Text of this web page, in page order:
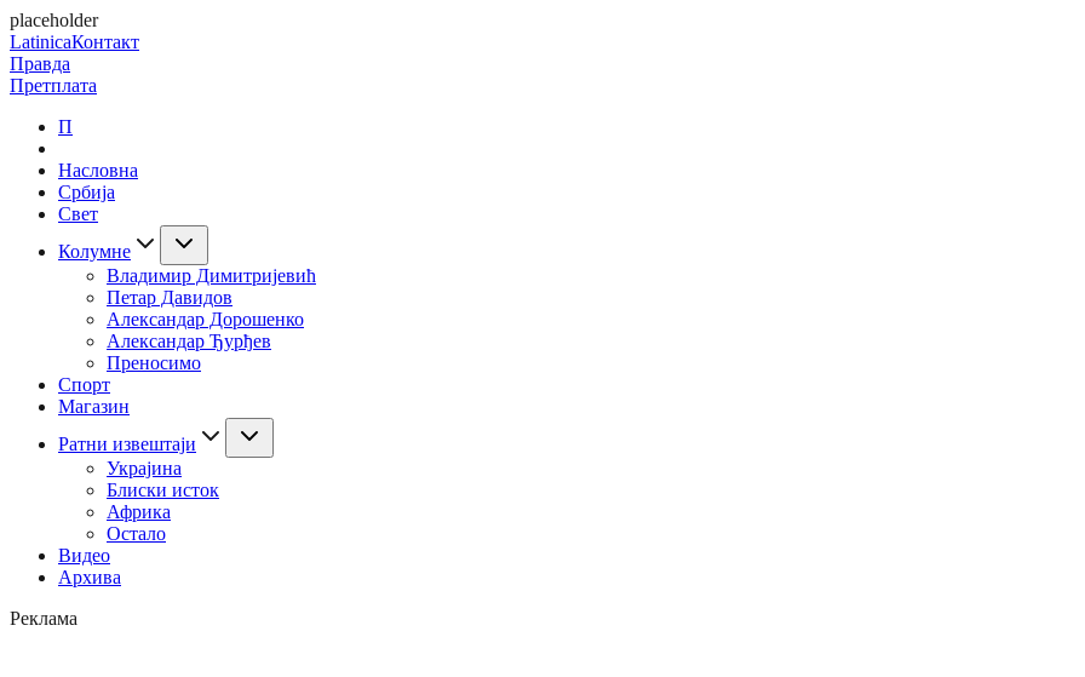
placeholder
LatinicaКонтакт
Правда
Претплата
П
Насловна
Србија
Свет
Колумне
Владимир Димитријевић
Петар Давидов
Александар Дорошенко
Александар Ђурђев
Преносимо
Спорт
Магазин
Ратни извештаји
Украјина
Блиски исток
Африка
Остало
Видео
Архива
Реклама